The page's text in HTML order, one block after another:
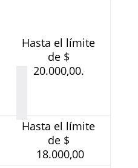
Hasta el límite
de $
20.000,00.
Hasta el límite
de $
18.000,00